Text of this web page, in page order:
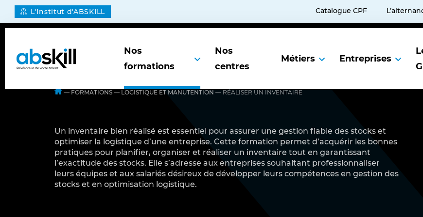
L'Institut d'ABSKILL Catalogue CPF
Nos
formations
Digital
Industrie
Logistique et Manutention
Nos
centres
Métiers
Formation professionnelle
Industrie
Logistique
Entreprises
Les équipes ABSKILL vous
accompagnent pour tous vos
projets de formation, de l’étude
à la réalisation de l’action de
formation. Notre vocation est
de révéler les talents collectifs
Portail Client ABSKILL
L’expertise Grands Comptes ABSKILL
Notre accompagnement pour optimiser votre
ABSKILL est née de la volonté
de penser la formation
autrement, de renforcer nos
expertises et de proposer des
solutions de formations
transverses intégrant,
Agréments et Certifications
Espace qualité
ABSKILL publie son index égalité entre les femmes
— FORMATIONS — LOGISTIQUE ET MANUTENTION — RÉALISER UN INVENTAIRE
Un inventaire bien réalisé est essentiel pour assurer une gestion fiable des stocks et
optimiser la logistique d’une entreprise. Cette formation permet d’acquérir les bonnes
pratiques pour planifier, organiser et réaliser un inventaire tout en garantissant
l’exactitude des stocks. Elle s’adresse aux entreprises souhaitant professionnaliser
leurs équipes et aux salariés désireux de développer leurs compétences en gestion des
stocks et en optimisation logistique.